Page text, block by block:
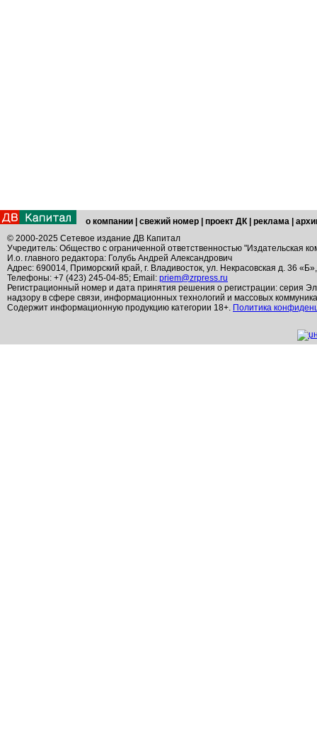
о компании свежий номер проект ДК реклама
© 2000-2025 Сетевое издание ДВ Капитал
Учредитель: Общество с ограниченной ответственностью "Издательская
И.о. главного редактора: Голубь Андрей Александрович
Адрес: 690014, Приморский край, г. Владивосток, ул. Некрасовская д. 36
Телефоны: +7 (423) 245-04-85; Email: priem@zrpress.ru
Регистрационный номер и дата принятия решения о регистрации: серия
надзору в сфере связи, информационных технологий и массовых
Содержит информационную продукцию категории 18+. Политика